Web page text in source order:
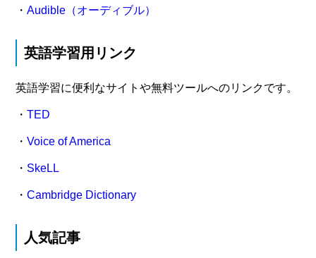
・Audible（オーディブル）
英語学習用リンク
英語学習に便利なサイトや無料ツールへのリンクです。
・TED
・Voice of America
・ SkeLL
・Cambridge Dictionary
人気記事